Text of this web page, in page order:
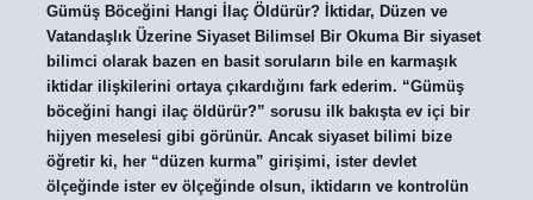
Gümüş Böceğini Hangi İlaç Öldürür? İktidar, Düzen ve
Vatandaşlık Üzerine Siyaset Bilimsel Bir Okuma Bir siyaset
bilimci olarak bazen en basit soruların bile en karmaşık
iktidar ilişkilerini ortaya çıkardığını fark ederim. “Gümüş
böceğini hangi ilaç öldürür?” sorusu ilk bakışta ev içi bir
hijyen meselesi gibi görünür. Ancak siyaset bilimi bize
öğretir ki, her “düzen kurma” girişimi, ister devlet
ölçeğinde ister ev ölçeğinde olsun, iktidarın ve kontrolün